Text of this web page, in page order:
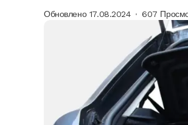
Обновлено 17.08.2024 607